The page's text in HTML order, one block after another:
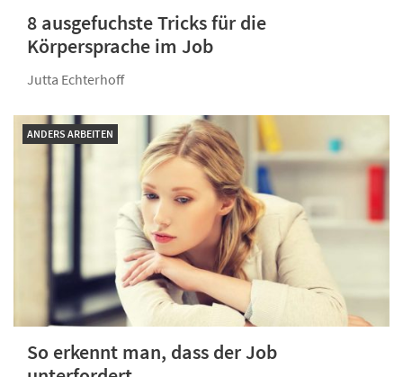
8 ausgefuchste Tricks für die
Körpersprache im Job
Jutta Echterhoff
ANDERS ARBEITEN
So erkennt man, dass der Job